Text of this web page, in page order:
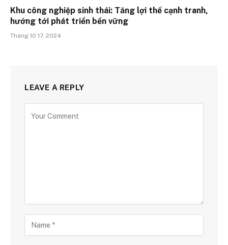
Khu công nghiệp sinh thái: Tăng lợi thế cạnh tranh,
hướng tới phát triển bền vững
Tháng 10 17, 2024
LEAVE A REPLY